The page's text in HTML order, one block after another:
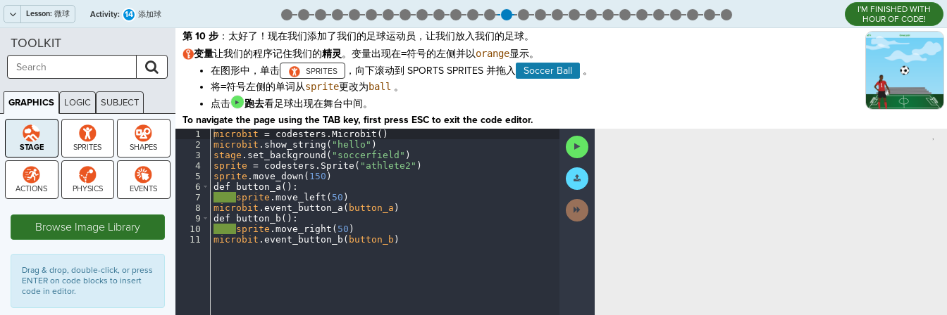
Lesson: 微球 Activity: 14 添加球
I'M FINISHED WITH
HOUR OF CODE!
第 10 步：太好了！现在我们添加了我们的足球运动员，让我们放入我们的足球。
变量让我们的程序记住我们的精灵。变量出现在=符号的左侧并以orange显示。
在图形中，单击
，向下滚动到 SPORTS SPRITES 并拖入 Soccer Ball
。
将=符号左侧的单词从sprite更改为ball 。
点击
跑去看足球出现在舞台中间。
To navigate the page using the TAB key, first press ESC to exit the code editor.
1
2
3
4
5
6
7
8
9
10
11
microbit =· codesters . Microbit()
microbit . show_string( "hello" )
stage . set_background( "soccerfield" )
sprite =· codesters . Sprite( "athlete2" )
sprite . move_down( 150 )
def
button_a() :
sprite . move_left( 50 )
microbit . event_button_a( button_a )
def
button_b() :
sprite . move_right( 50 )
microbit . event_button_b( button_b )
Run
Code
Submit
Work
Next
Activity
,
TOOLKIT
GRAPHICS LOGIC SUBJECT
GRAPHICS
Browse Image Library
Drag & drop, double-click, or press
ENTER on code blocks to insert
code in editor.